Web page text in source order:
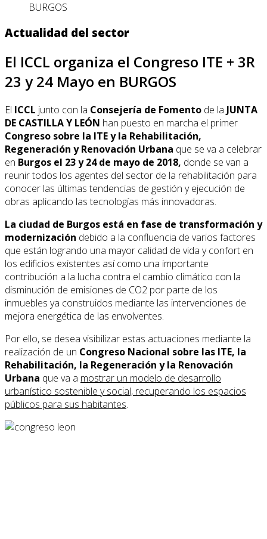
BURGOS
Actualidad del sector
El ICCL organiza el Congreso ITE + 3R
23 y 24 Mayo en BURGOS
El ICCL junto con la Consejería de Fomento de la JUNTA
DE CASTILLA Y LEÓN han puesto en marcha el primer
Congreso sobre la ITE y la Rehabilitación,
Regeneración y Renovación Urbana que se va a celebrar
en Burgos el 23 y 24 de mayo de 2018, donde se van a
reunir todos los agentes del sector de la rehabilitación para
conocer las últimas tendencias de gestión y ejecución de
obras aplicando las tecnologías más innovadoras.
La ciudad de Burgos está en fase de transformación y
modernización debido a la confluencia de varios factores
que están logrando una mayor calidad de vida y confort en
los edificios existentes así como una importante
contribución a la lucha contra el cambio climático con la
disminución de emisiones de CO2 por parte de los
inmuebles ya construidos mediante las intervenciones de
mejora energética de las envolventes.
Por ello, se desea visibilizar estas actuaciones mediante la
realización de un Congreso Nacional sobre las ITE, la
Rehabilitación, la Regeneración y la Renovación
Urbana que va a mostrar un modelo de desarrollo
urbanístico sostenible y social, recuperando los espacios
públicos para sus habitantes.